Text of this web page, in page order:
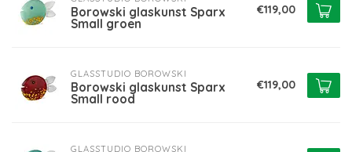
Borowski glaskunst Sparx
Small groen
€119,00
GLASSTUDIO BOROWSKI
Borowski glaskunst Sparx
Small rood
€119,00
GLASSTUDIO BOROWSKI